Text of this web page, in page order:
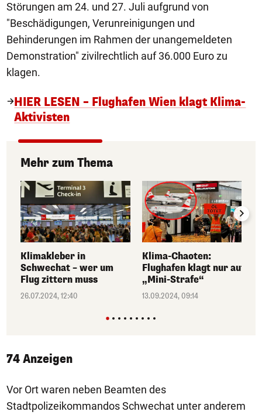
Störungen am 24. und 27. Juli aufgrund von
"Beschädigungen, Verunreinigungen und
Behinderungen im Rahmen der unangemeldeten
Demonstration" zivilrechtlich auf 36.000 Euro zu
klagen.
HIER LESEN – Flughafen Wien klagt Klima-
Aktivisten
Mehr zum Thema
Klimakleber in
Schwechat – wer um
Flug zittern muss
26.07.2024, 12:40
Klima-Chaoten:
Flughafen klagt nur auf
„Mini-Strafe“
13.09.2024, 09:14
74 Anzeigen
Vor Ort waren neben Beamten des
Stadtpolizeikommandos Schwechat unter anderem